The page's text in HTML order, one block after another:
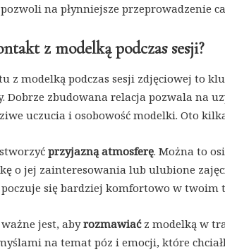
na płynniejsze przeprowadzenie
z modelką podczas sesji?
z modelką podczas sesji zdjęciowej to
Dobrze zbudowana relacja pozwala na
uczucia i osobowość modelki. Oto
przyjazną atmosferę. Można to
o jej zainteresowania lub ulubione
się bardziej komfortowo w twoim
jest, abyrozmawiaćz modelką w
na temat póz i emocji, które